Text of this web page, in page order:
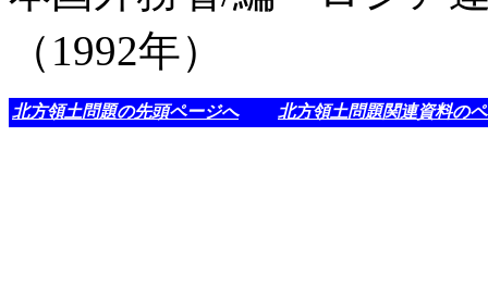
（1992年）
北方領土問題の先頭ページへ 北方領土問題関連資料の